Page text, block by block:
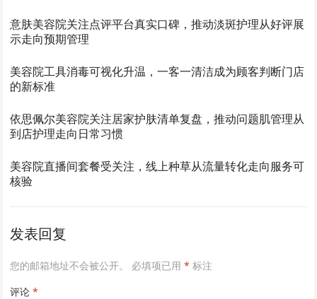
意肤美容院关注点评平台真实口碑，推动淡斑护理从好评展
示走向预期管理
美容院工具消毒可视化升温，一客一清洁成为顾客判断门店
的新标准
依思佩尔美容院关注居家护肤清单复盘，推动问题肌管理从
到店护理走向日常习惯
美容院直播间套餐受关注，线上种草从流量转化走向服务可
核验
发表回复
您的邮箱地址不会被公开。 必填项已用* 标注
评论*